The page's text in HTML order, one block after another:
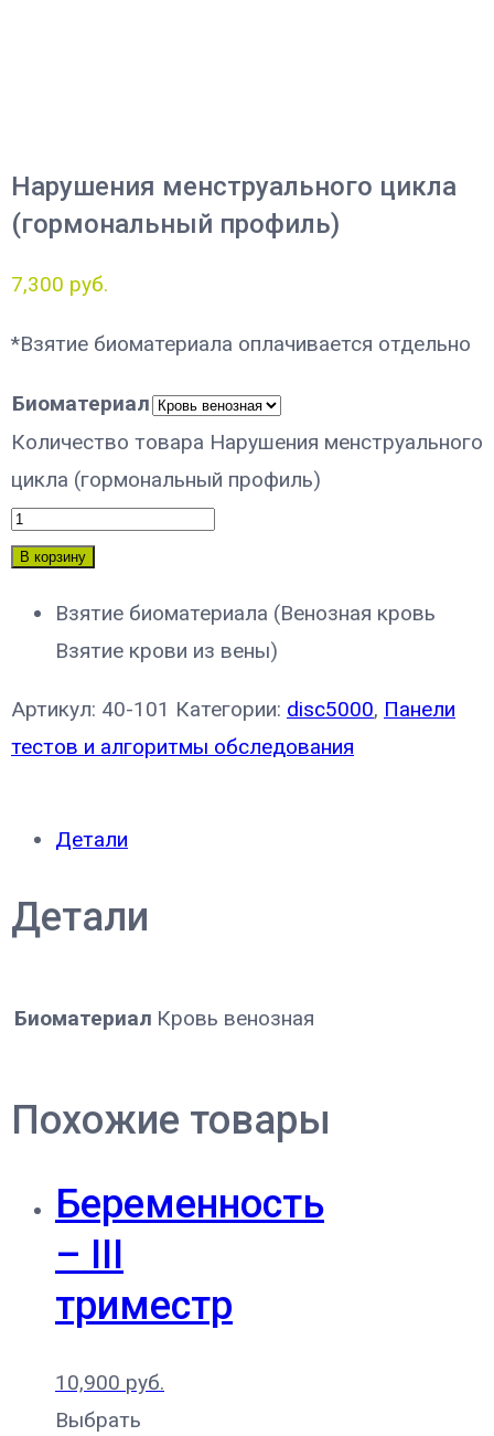
Нарушения менструального цикла
(гормональный профиль)
7,300 руб.
*Взятие биоматериала оплачивается отдельно
Биоматериал
Количество товара Нарушения менструального
цикла (гормональный профиль)
В корзину
Взятие биоматериала (Венозная кровь
Взятие крови из вены)
Артикул: 40-101 Категории: disc5000, Панели
тестов и алгоритмы обследования
Детали
Детали
Биоматериал Кровь венозная
Похожие товары
Беременность
– III
триместр
10,900 руб.
Выбрать